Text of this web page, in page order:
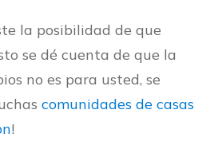
la posibilidad de que
se dé cuenta de que la
no es para usted, se
comunidades de casas
!